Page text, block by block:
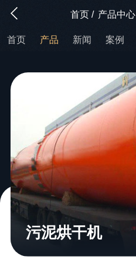
首页 / 产品中心
首页 产品 新闻 案例
污泥烘干机